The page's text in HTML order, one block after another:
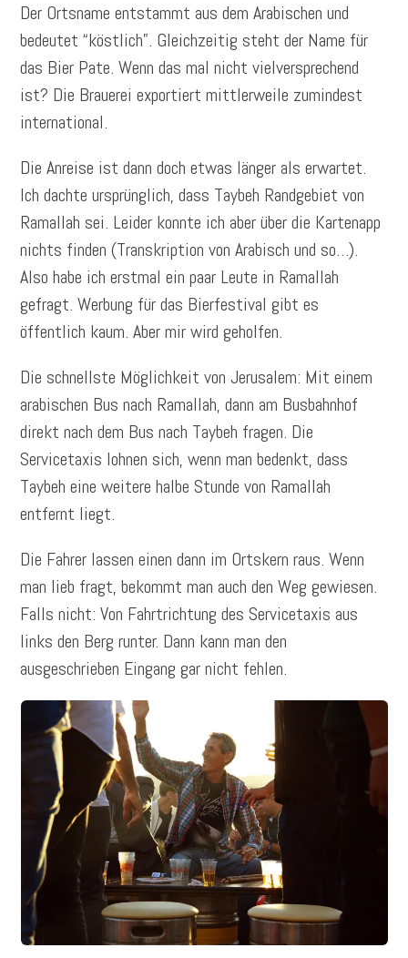
Der Ortsname entstammt aus dem Arabischen und
bedeutet “köstlich”. Gleichzeitig steht der Name für
das Bier Pate. Wenn das mal nicht vielversprechend
ist? Die Brauerei exportiert mittlerweile zumindest
international.
Die Anreise ist dann doch etwas länger als erwartet.
Ich dachte ursprünglich, dass Taybeh Randgebiet von
Ramallah sei. Leider konnte ich aber über die Kartenapp
nichts finden (Transkription von Arabisch und so…).
Also habe ich erstmal ein paar Leute in Ramallah
gefragt. Werbung für das Bierfestival gibt es
öffentlich kaum. Aber mir wird geholfen.
Die schnellste Möglichkeit von Jerusalem: Mit einem
arabischen Bus nach Ramallah, dann am Busbahnhof
direkt nach dem Bus nach Taybeh fragen. Die
Servicetaxis lohnen sich, wenn man bedenkt, dass
Taybeh eine weitere halbe Stunde von Ramallah
entfernt liegt.
Die Fahrer lassen einen dann im Ortskern raus. Wenn
man lieb fragt, bekommt man auch den Weg gewiesen.
Falls nicht: Von Fahrtrichtung des Servicetaxis aus
links den Berg runter. Dann kann man den
ausgeschrieben Eingang gar nicht fehlen.